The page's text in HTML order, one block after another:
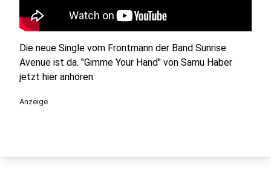
Die neue Single vom Frontmann der Band Sunrise
Avenue ist da. "Gimme Your Hand" von Samu Haber
jetzt hier anhören.
Anzeige